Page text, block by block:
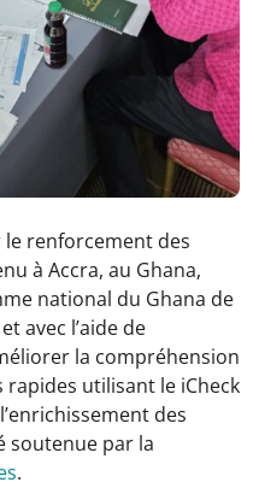
renforcement des
à Accra, au Ghana,
national du Ghana de
et avec l’aide de
la compréhension
utilisant le iCheck
des
soutenue par la
.